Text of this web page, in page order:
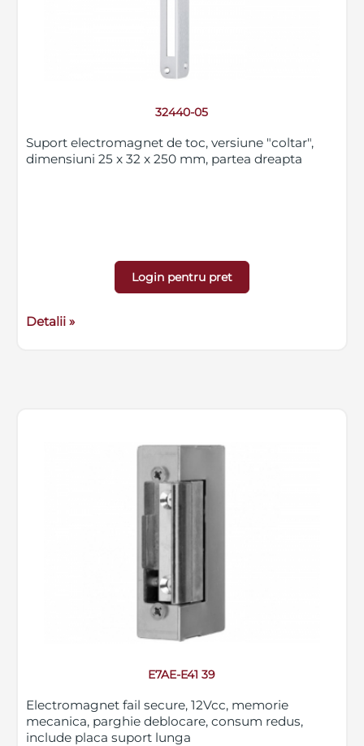
32440-05
Suport electromagnet de toc, versiune "coltar",
dimensiuni 25 x 32 x 250 mm, partea dreapta
Login pentru pret
Detalii »
E7AE-E41 39
Electromagnet fail secure, 12Vcc, memorie
mecanica, parghie deblocare, consum redus,
include placa suport lunga